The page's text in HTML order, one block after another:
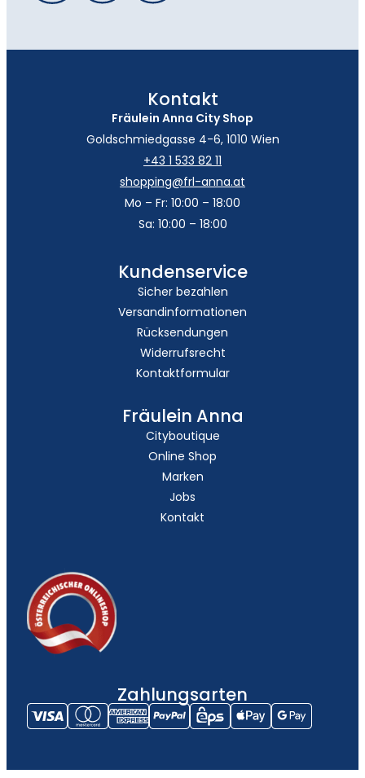
Kontakt
Fräulein Anna City Shop
Goldschmiedgasse 4-6, 1010 Wien
+43 1 533 82 11
shopping@frl-anna.at
Mo – Fr: 10:00 – 18:00
Sa: 10:00 – 18:00
Kundenservice
Sicher bezahlen
Versandinformationen
Rücksendungen
Widerrufsrecht
Kontaktformular
Fräulein Anna
Cityboutique
Online Shop
Marken
Jobs
Kontakt
Zahlungsarten